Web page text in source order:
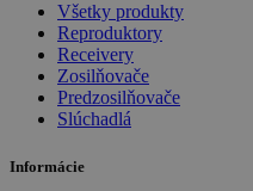
Všetky produkty
Reproduktory
Receivery
Zosilňovače
Predzosilňovače
Slúchadlá
Informácie